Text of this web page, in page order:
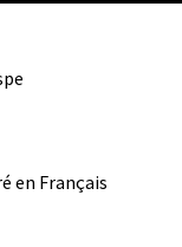
en Français